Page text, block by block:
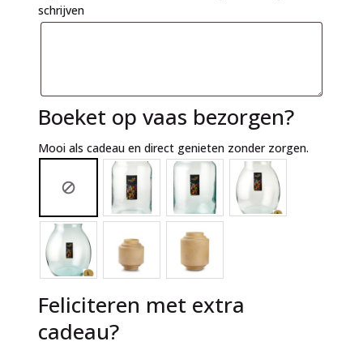
schrijven
Boeket op vaas bezorgen?
Mooi als cadeau en direct genieten zonder zorgen.
Feliciteren met extra
cadeau?